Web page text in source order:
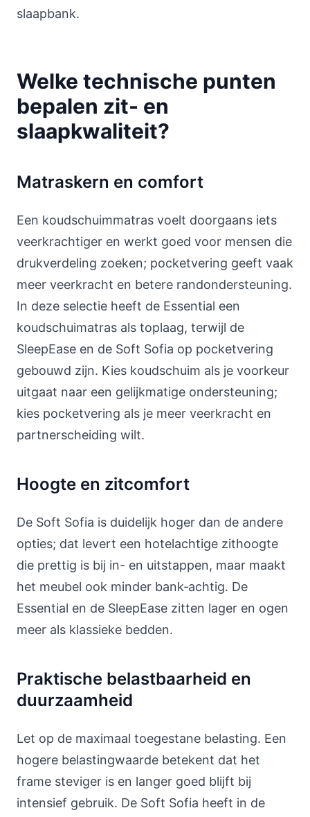
slaapbank.
Welke technische punten
bepalen zit- en
slaapkwaliteit?
Matraskern en comfort
Een koudschuimmatras voelt doorgaans iets
veerkrachtiger en werkt goed voor mensen die
drukverdeling zoeken; pocketvering geeft vaak
meer veerkracht en betere randondersteuning.
In deze selectie heeft de Essential een
koudschuimatras als toplaag, terwijl de
SleepEase en de Soft Sofia op pocketvering
gebouwd zijn. Kies koudschuim als je voorkeur
uitgaat naar een gelijkmatige ondersteuning;
kies pocketvering als je meer veerkracht en
partnerscheiding wilt.
Hoogte en zitcomfort
De Soft Sofia is duidelijk hoger dan de andere
opties; dat levert een hotelachtige zithoogte
die prettig is bij in- en uitstappen, maar maakt
het meubel ook minder bank‑achtig. De
Essential en de SleepEase zitten lager en ogen
meer als klassieke bedden.
Praktische belastbaarheid en
duurzaamheid
Let op de maximaal toegestane belasting. Een
hogere belastingwaarde betekent dat het
frame steviger is en langer goed blijft bij
intensief gebruik. De Soft Sofia heeft in de